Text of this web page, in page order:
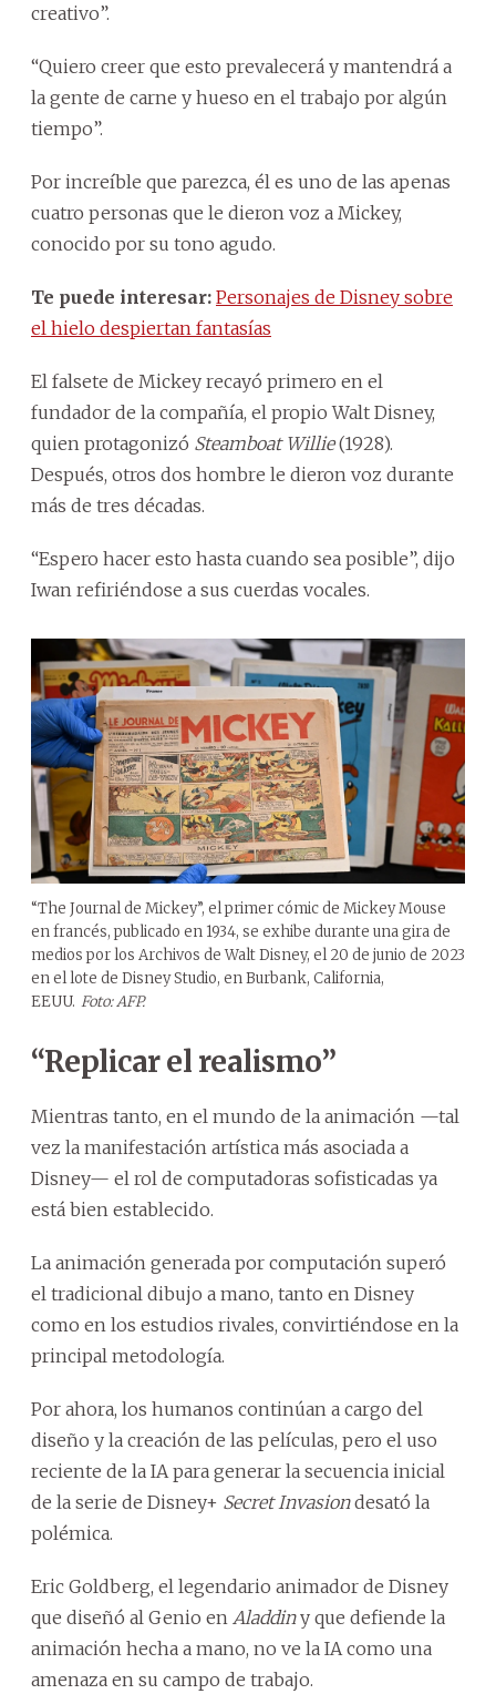
creativo”.
“Quiero creer que esto prevalecerá y mantendrá a
la gente de carne y hueso en el trabajo por algún
tiempo”.
Por increíble que parezca, él es uno de las apenas
cuatro personas que le dieron voz a Mickey,
conocido por su tono agudo.
Te puede interesar: Personajes de Disney sobre
el hielo despiertan fantasías
El falsete de Mickey recayó primero en el
fundador de la compañía, el propio Walt Disney,
quien protagonizó Steamboat Willie(1928).
Después, otros dos hombre le dieron voz durante
más de tres décadas.
“Espero hacer esto hasta cuando sea posible”, dijo
Iwan refiriéndose a sus cuerdas vocales.
“The Journal de Mickey”, el primer cómic de Mickey Mouse
en francés, publicado en 1934, se exhibe durante una gira de
medios por los Archivos de Walt Disney, el 20 de junio de 2023
en el lote de Disney Studio, en Burbank, California,
EEUU. Foto: AFP.
“Replicar el realismo”
Mientras tanto, en el mundo de la animación —tal
vez la manifestación artística más asociada a
Disney— el rol de computadoras sofisticadas ya
está bien establecido.
La animación generada por computación superó
el tradicional dibujo a mano, tanto en Disney
como en los estudios rivales, convirtiéndose en la
principal metodología.
Por ahora, los humanos continúan a cargo del
diseño y la creación de las películas, pero el uso
reciente de la IA para generar la secuencia inicial
de la serie de Disney+ Secret Invasiondesató la
polémica.
Eric Goldberg, el legendario animador de Disney
que diseñó al Genio en Aladdiny que defiende la
animación hecha a mano, no ve la IA como una
amenaza en su campo de trabajo.